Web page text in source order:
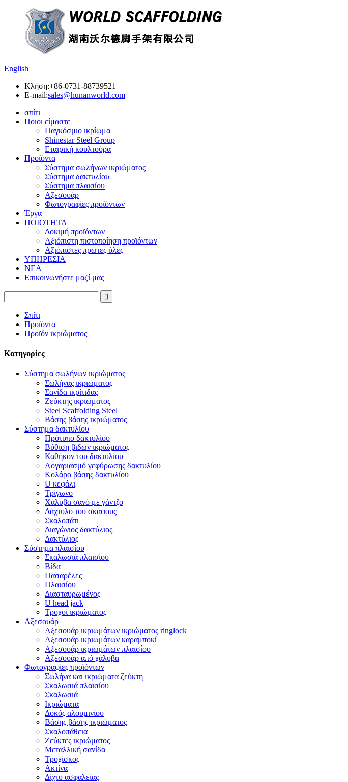
English
Κλήση:+86-0731-88739521
E-mail:sales@hunanworld.com
σπίτι
Ποιοι είμαστε
Παγκόσμιο ικρίωμα
Shinestar Steel Group
Εταιρική κουλτούρα
Προϊόντα
Σύστημα σωλήνων ικριώματος
Σύστημα δακτυλίου
Σύστημα πλαισίου
Αξεσουάρ
Φωτογραφίες προϊόντων
Έργα
ΠΟΙΟΤΗΤΑ
Δοκιμή προϊόντων
Αξιόπιστη πιστοποίηση προϊόντων
Αξιόπιστες πρώτες ύλες
ΥΠΗΡΕΣΙΑ
ΝΕΑ
Επικοινωνήστε μαζί μας
Σπίτι
Προϊόντα
Προϊόν ικριώματος
Κατηγορίες
Σύστημα σωλήνων ικριώματος
Σωλήνας ικριώματος
Σανίδα ικρίτιδας
Ζεύκτης ικριώματος
Steel Scaffolding Steel
Βάσης βάσης ικριώματος
Σύστημα δακτυλίου
Πρότυπο δακτυλίου
Βύθιση βιδών ικριώματος
Καθήκον του δακτυλίου
Λογαριασμό γεφύρωσης δακτυλίου
Κολάρο βάσης δακτυλίου
U κεφάλι
Τρίγωνο
Χάλυβα σανό με γάντζο
Δάχτυλο του σκάφους
Σκαλοπάτι
Διαγώνιος δακτύλιος
Δακτύλιος
Σύστημα πλαισίου
Σκαλωσιά πλαισίου
Βίδα
Πασαρέλες
Πλαισίου
Διασταυρωμένος
U head jack
Τροχοί ικριώματος
Αξεσουάρ
Αξεσουάρ ικριωμάτων ικριώματος ringlock
Αξεσουάρ ικριωμάτων καραμποκί
Αξεσουάρ ικριωμάτων πλαισίου
Αξεσουάρ από χάλυβα
Φωτογραφίες προϊόντων
Σωλήνα και ικριώματα ζεύκτη
Σκαλωσιά πλαισίου
Σκαλωσιά
Ικριώματα
Δοκός αλουμινίου
Βάσης βάσης ικριώματος
Σκαλοπάθεια
Ζεύκτες ικριώματος
Μεταλλική σανίδα
Τροχίσκος
Ακτίνα
Δίχτυ ασφαλείας